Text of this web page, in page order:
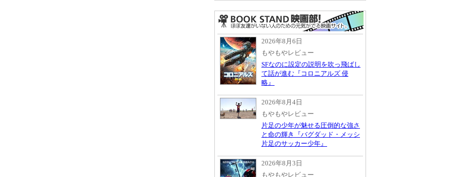
2026年8月6日
もやもやレビュー
SFなのに設定の説明を吹っ飛ばし
て話が進む『コロニアルズ 侵
略』
2026年8月4日
もやもやレビュー
片足の少年が魅せる圧倒的な強さ
と命の輝き『バグダッド・メッシ
片足のサッカー少年』
2026年8月3日
もやもやレビュー